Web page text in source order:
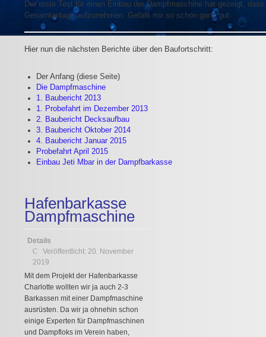
Der erste Test für einen Einbau der Dampfmaschine hat gezeigt,
Gesamtanlage aufzunehmen. Gefällt mir so schon ganz gut.
Hier nun die nächsten Berichte über den Baufortschritt:
Der Anfang (diese Seite)
Die Dampfmaschine
1. Baubericht 2013
1. Probefahrt im Dezember 2013
2. Baubericht Decksaufbau
3. Baubericht Oktober 2014
4. Baubericht Januar 2015
Probefahrt April 2015
Einbau Jeti Mbar in der Dampfbarkasse
Hafenbarkasse
Dampfmaschine
Details
Veröffentlicht: 20. November
2019
Mit dem Projekt der Hafenbarkasse
Charlotte wollten wir ja auch 2-3
Barkassen mit einer Dampfmaschine
ausrüsten. Da wir ja ohnehin schon
einige Experten für Dampfmaschinen
und Dampfloks im Verein haben,